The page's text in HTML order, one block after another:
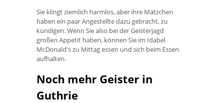
Sie klingt ziemlich harmlos, aber ihre Mätzchen
haben ein paar Angestellte dazu gebracht, zu
kündigen. Wenn Sie also bei der Geisterjagd
großen Appetit haben, können Sie im Idabel
McDonald's zu Mittag essen und sich beim Essen
aufhalten.
Noch mehr Geister in
Guthrie